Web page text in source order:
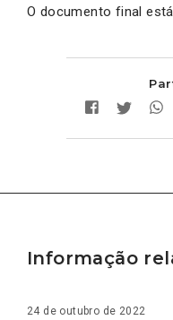
O documento final
Informação
24 de outubro de 2022